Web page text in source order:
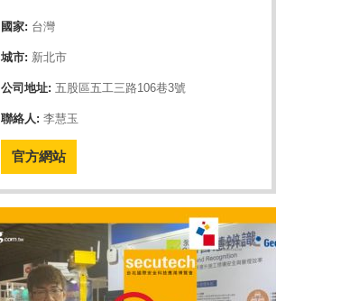
國家: 台灣
城市: 新北市
公司地址: 五股區五工三路106巷3號
聯絡人: 李慧玉
官方網站